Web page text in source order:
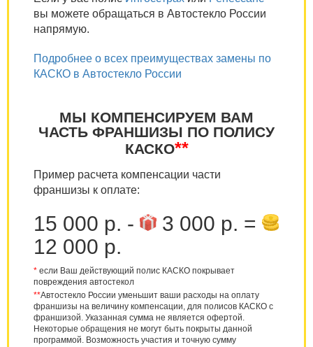
вы можете обращаться в Автостекло России
напрямую.
Подробнее о всех преимуществах замены по
КАСКО в Автостекло России
МЫ КОМПЕНСИРУЕМ ВАМ
ЧАСТЬ ФРАНШИЗЫ ПО ПОЛИСУ
КАСКО**
Пример расчета компенсации части
франшизы к оплате:
15 000 р. -
3 000 р. =
12 000 р.
* если Ваш действующий полис КАСКО покрывает
повреждения автостекол
**Автостекло России уменьшит ваши расходы на оплату
франшизы на величину компенсации, для полисов КАСКО с
франшизой. Указанная сумма не является офертой.
Некоторые обращения не могут быть покрыты данной
программой. Возможность участия и точную сумму